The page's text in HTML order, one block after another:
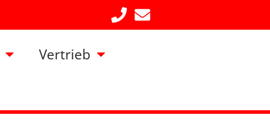
Öffne Support
Vertrieb Öffne Vertrieb